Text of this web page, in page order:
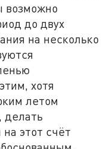
возможно
до двух
на несколько
хотя
летом
делать
этот счёт